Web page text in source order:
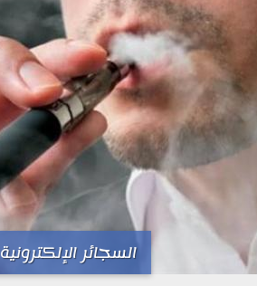
السجائر الإلكترونية